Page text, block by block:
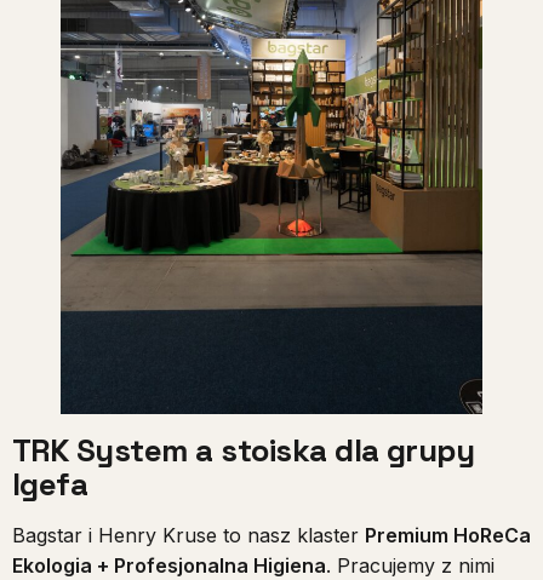
TRK System a stoiska dla grupy
Igefa
Bagstar i Henry Kruse to nasz klaster Premium HoReCa
Ekologia + Profesjonalna Higiena. Pracujemy z nimi